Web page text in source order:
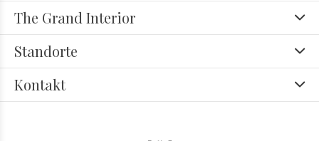
The Grand Interior
Standorte
Kontakt